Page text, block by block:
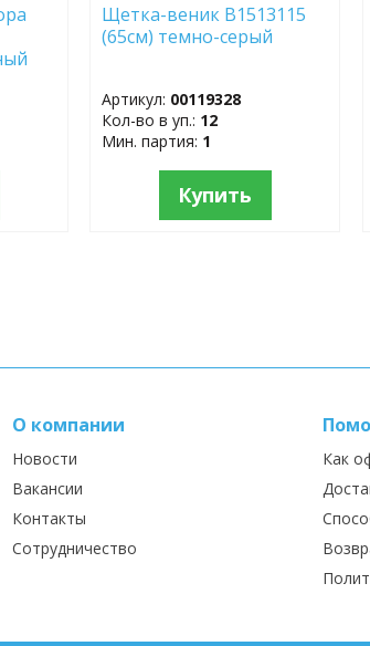
Щетка-веник B1513115
(65см) темно-серый
Артикул: 00119328
Кол-во в уп.: 12
Мин. партия: 1
Купить
О компании
Новости
Вакансии
Контакты
Сотрудничество
Как